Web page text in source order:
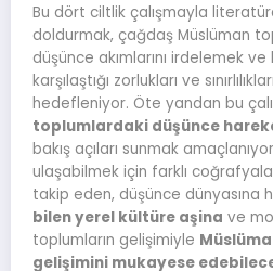
Bu dört ciltlik çalışmayla
doldurmak, çağdaş Müslüman
düşünce akımlarını irdelemek
karşılaştığı zorlukları ve
hedefleniyor. Öte yandan bu
toplumlardaki düşünce
bakış açıları sunmak
ulaşabilmek için farklı
takip eden, düşünce dünyasına
bilen yerel kültüre aşina ve
toplumların gelişimiyle
gelişimini mukayese